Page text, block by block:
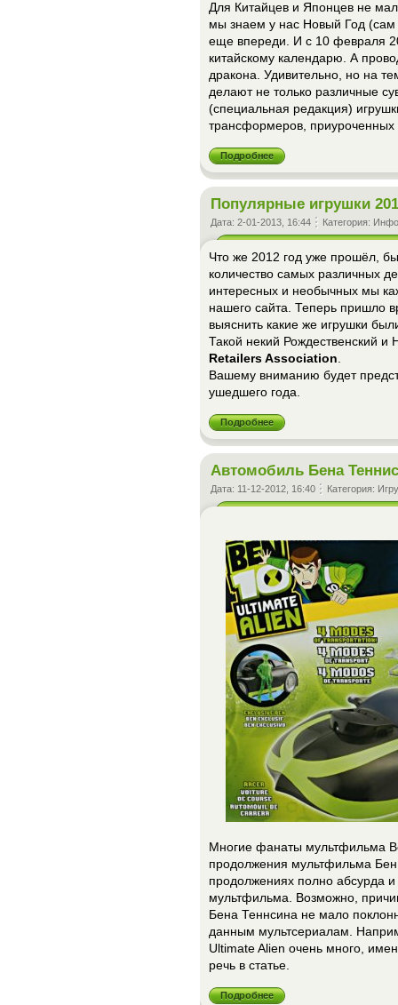
Для Китайцев и Японцев не
мы знаем у нас Новый Год (сам
еще впереди. И с 10 февраля
китайскому календарю. А
дракона. Удивительно, но на
делают не только различные
(специальная редакция)
трансформеров, приуроченных
Подробнее
Популярные игрушки
Дата: 2-01-2013, 16:44 Категория:
Что же 2012 год уже прошёл,
количество самых различных
интересных и необычных мы
нашего сайта. Теперь пришло
выяснить какие же игрушки
Такой некий Рождественский
Retailers Association.
Вашему вниманию будет
ушедшего года.
Подробнее
Автомобиль Бена
Дата: 11-12-2012, 16:40 Категория:
Многие фанаты мультфильма
продолжения мультфильма
продолжениях полно абсурда
мультфильма. Возможно,
Бена Теннсина не мало
данным мультсериалам.
Ultimate Alien очень много,
речь в статье.
Подробнее